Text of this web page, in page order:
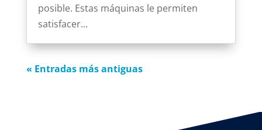
posible. Estas máquinas le permiten
satisfacer...
« Entradas más antiguas